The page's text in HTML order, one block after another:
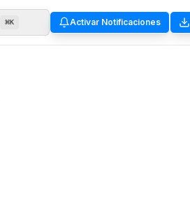
⌘K Activar Notificaciones